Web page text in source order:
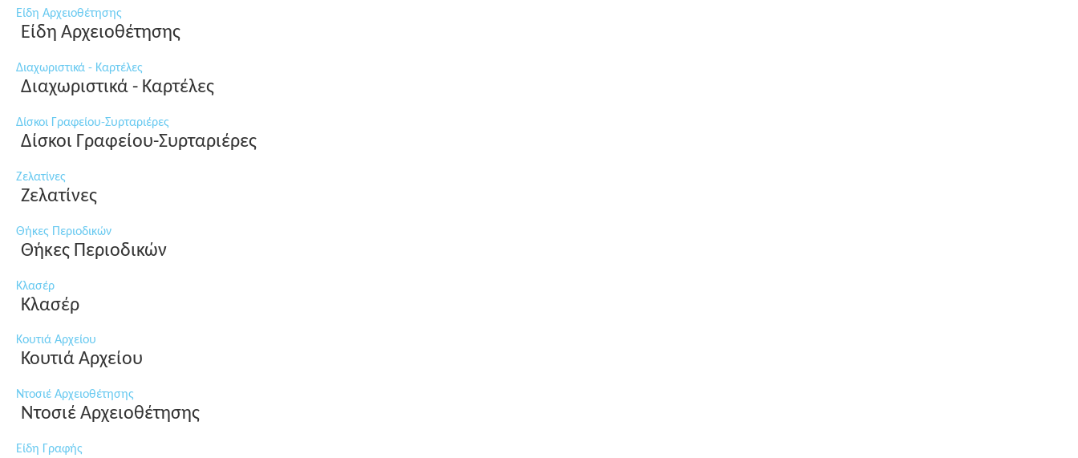
Είδη Αρχειοθέτησης
Είδη Αρχειοθέτησης
Διαχωριστικά - Καρτέλες
Διαχωριστικά - Καρτέλες
Δίσκοι Γραφείου-Συρταριέρες
Δίσκοι Γραφείου-Συρταριέρες
Ζελατίνες
Ζελατίνες
Θήκες Περιοδικών
Θήκες Περιοδικών
Κλασέρ
Κλασέρ
Κουτιά Αρχείου
Κουτιά Αρχείου
Ντοσιέ Αρχειοθέτησης
Ντοσιέ Αρχειοθέτησης
Είδη Γραφής